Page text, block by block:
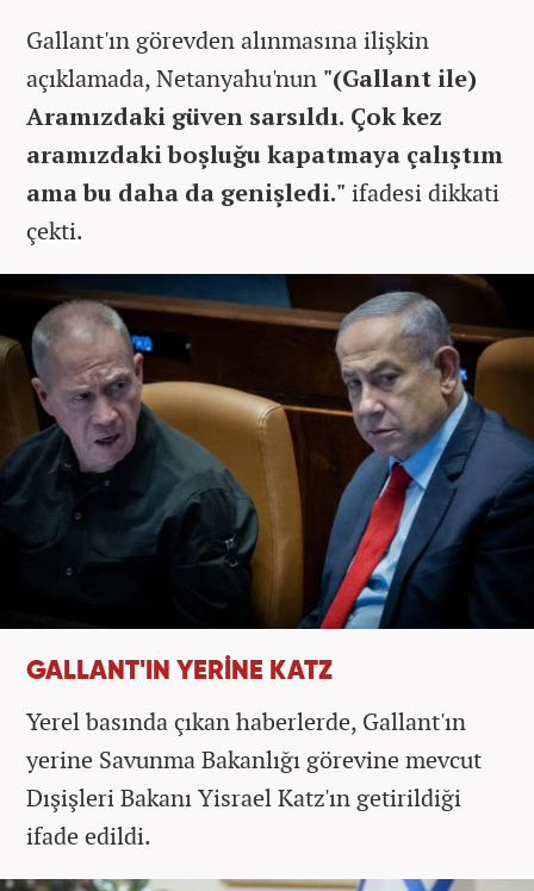
Gallant'ın görevden alınmasına ilişkin
açıklamada, Netanyahu'nun "(Gallant ile)
Aramızdaki güven sarsıldı. Çok kez
aramızdaki boşluğu kapatmaya çalıştım
ama bu daha da genişledi." ifadesi dikkati
çekti.
GALLANT'IN YERİNE KATZ
Yerel basında çıkan haberlerde, Gallant'ın
yerine Savunma Bakanlığı görevine mevcut
Dışişleri Bakanı Yisrael Katz'ın getirildiği
ifade edildi.